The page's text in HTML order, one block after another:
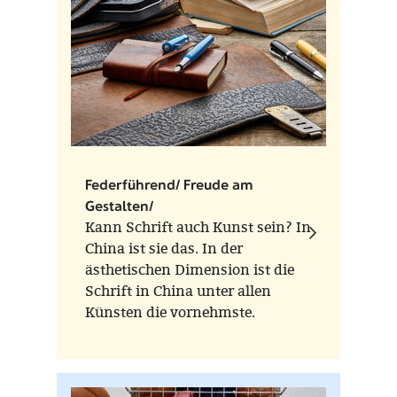
Federführend/ Freude am
Gestalten/
Kann Schrift auch Kunst sein? In
China ist sie das. In der
ästhetischen Dimension ist die
Schrift in China unter allen
Künsten die vornehmste.